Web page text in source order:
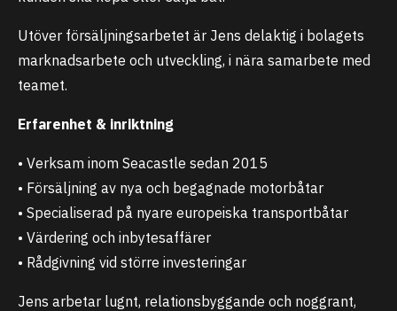
Utöver försäljningsarbetet är Jens delaktig i bolagets
marknadsarbete och utveckling, i nära samarbete med
teamet.
Erfarenhet & inriktning
• Verksam inom Seacastle sedan 2015
• Försäljning av nya och begagnade motorbåtar
• Specialiserad på nyare europeiska transportbåtar
• Värdering och inbytesaffärer
• Rådgivning vid större investeringar
Jens arbetar lugnt, relationsbyggande och noggrant,